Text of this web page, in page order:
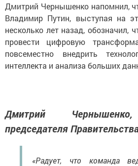
Дмитрий Чернышенко напомнил,
Владимир Путин, выступая на
несколько лет назад, обозначил,
провести цифровую
повсеместно внедрить
интеллекта и анализа больших
Дмитрий Чернышенко,
председателя
«Радует, что команда